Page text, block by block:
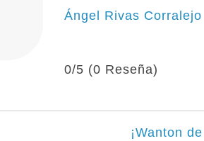
Ángel Rivas Corralejo
0/5 (0 Reseña)
¡Wanton